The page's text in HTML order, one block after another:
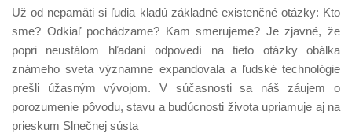
Už od nepamäti si ľudia kladú základné existenčné otázky: Kto
sme? Odkiaľ pochádzame? Kam smerujeme? Je zjavné, že
popri neustálom hľadaní odpovedí na tieto otázky obálka
známeho sveta významne expandovala a ľudské technológie
prešli úžasným vývojom. V súčasnosti sa náš záujem o
porozumenie pôvodu, stavu a budúcnosti života upriamuje aj na
prieskum Slnečnej sústa